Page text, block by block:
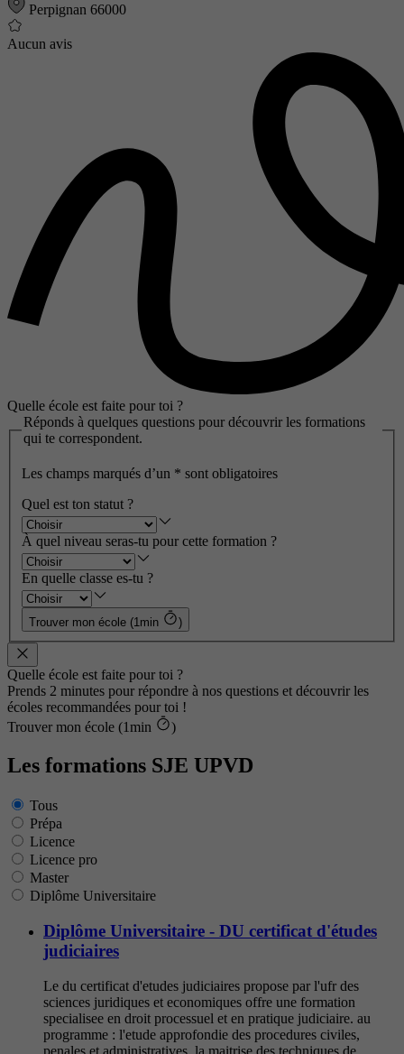
Perpignan 66000
Aucun avis
Quelle école est faite pour toi ?
Réponds à quelques questions pour découvrir les formations
qui te correspondent.
Les champs marqués d’un * sont obligatoires
Quel est ton statut ?
À quel niveau seras-tu pour cette formation ?
En quelle classe es-tu ?
Trouver mon école (1min )
Quelle école est faite pour toi ?
Prends 2 minutes pour répondre à nos questions et découvrir les
écoles recommandées pour toi !
Trouver mon école (1min
)
Les formations SJE UPVD
Tous
Prépa
Licence
Licence pro
Master
Diplôme Universitaire
Diplôme Universitaire - DU certificat d'études
judiciaires
Le du certificat d'etudes judiciaires propose par l'ufr des
sciences juridiques et economiques offre une formation
specialisee en droit processuel et en pratique judiciaire. au
programme : l'etude approfondie des procedures civiles,
penales et administratives, la maitrise des techniques de